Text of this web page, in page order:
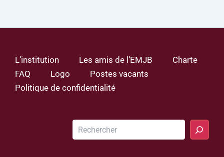
L’institution Les amis de l’EMJB
Charte
FAQ
Logo
Postes vacants
Politique de confidentialité